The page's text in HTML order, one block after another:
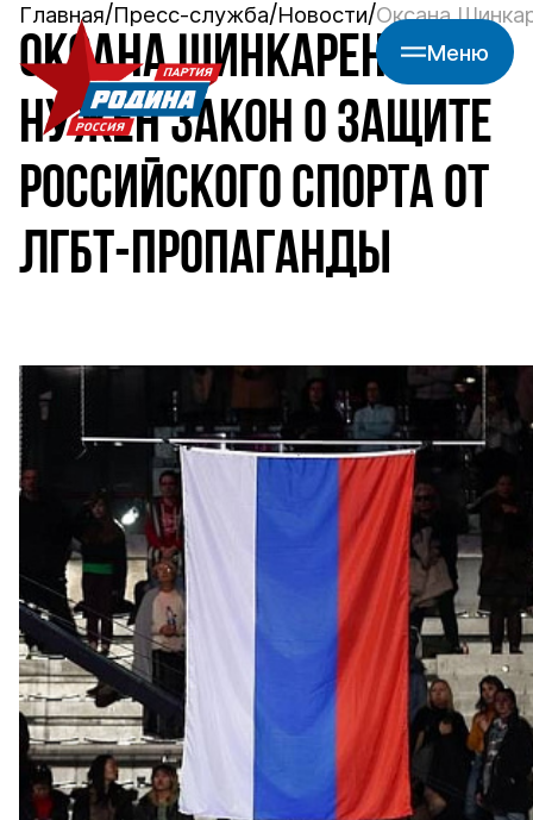
Меню
Главная Пресс-служба Новости Оксана
ОКСАНА ШИНКАРЕНКО:
НУЖЕН ЗАКОН О ЗАЩИТЕ
РОССИЙСКОГО СПОРТА ОТ
ЛГБТ-ПРОПАГАНДЫ